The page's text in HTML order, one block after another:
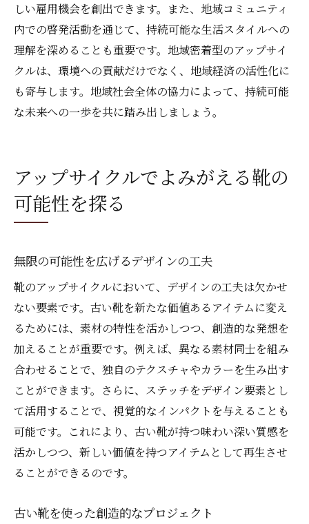
しい雇用機会を創出できます。また、地域コミュニティ
内での啓発活動を通じて、持続可能な生活スタイルへの
理解を深めることも重要です。地域密着型のアップサイ
クルは、環境への貢献だけでなく、地域経済の活性化に
も寄与します。地域社会全体の協力によって、持続可能
な未来への一歩を共に踏み出しましょう。
アップサイクルでよみがえる靴の
可能性を探る
無限の可能性を広げるデザインの工夫
靴のアップサイクルにおいて、デザインの工夫は欠かせ
ない要素です。古い靴を新たな価値あるアイテムに変え
るためには、素材の特性を活かしつつ、創造的な発想を
加えることが重要です。例えば、異なる素材同士を組み
合わせることで、独自のテクスチャやカラーを生み出す
ことができます。さらに、ステッチをデザイン要素とし
て活用することで、視覚的なインパクトを与えることも
可能です。これにより、古い靴が持つ味わい深い質感を
活かしつつ、新しい価値を持つアイテムとして再生させ
ることができるのです。
古い靴を使った創造的なプロジェクト